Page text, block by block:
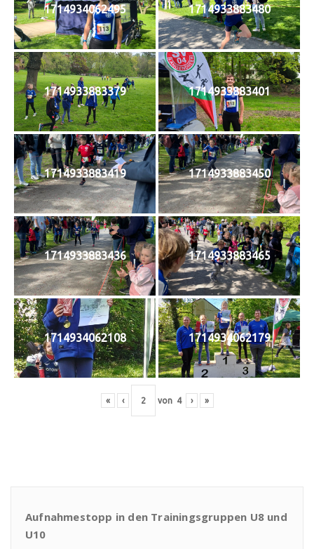
1714934062495 1714933883480
1714933883379 1714933883401
1714933883419 1714933883450
1714933883436 1714933883465
1714934062108 1714934062179
« ‹ von 4 › »
Aufnahmestopp in den Trainingsgruppen U8 und
U10